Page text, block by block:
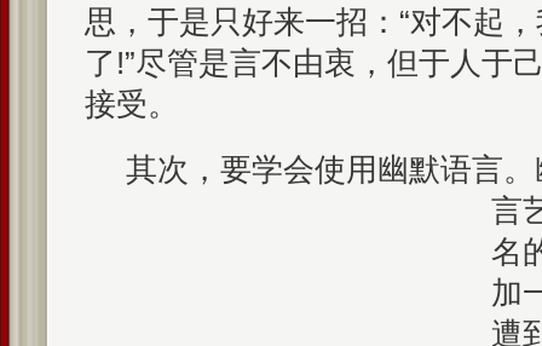
思，于是只好来一招：“对不起
了!”尽管是言不由衷，但于人于
接受。
其次，要学会使用幽默语言
言
名
加
遭